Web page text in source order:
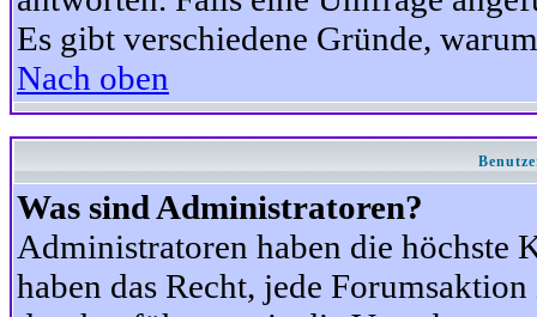
Es gibt verschiedene Gründe,
Nach oben
Was sind Administratoren?
Administratoren haben die höchste
haben das Recht, jede